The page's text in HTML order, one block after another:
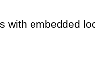
with embedded